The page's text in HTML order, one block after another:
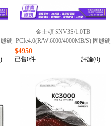
態硬
金士頓 SNV3S/1.0TB
PCIe4.0(R/W:6000/4000MB/S) 固態硬
$4950
已售0件 評論(0)